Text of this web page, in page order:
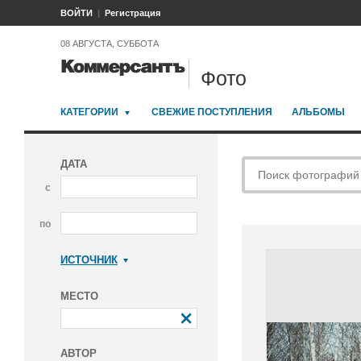
ВОЙТИ Регистрация
08 АВГУСТА, СУББОТА
Фото
КАТЕГОРИИ СВЕЖИЕ ПОСТУПЛЕНИЯ АЛЬБОМЫ
ДАТА
с
по
ИСТОЧНИК
МЕСТО
АВТОР